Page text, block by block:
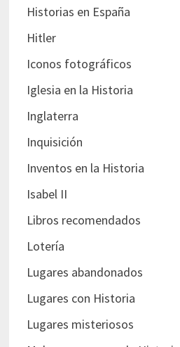
Historias en España
Hitler
Iconos fotográficos
Iglesia en la Historia
Inglaterra
Inquisición
Inventos en la Historia
Isabel II
Libros recomendados
Lotería
Lugares abandonados
Lugares con Historia
Lugares misteriosos